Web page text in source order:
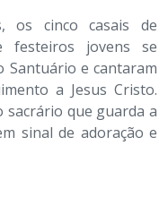
os cinco casais de
jovens se
Santuário e cantaram
a Jesus Cristo.
sacrário que guarda a
sinal de adoração e